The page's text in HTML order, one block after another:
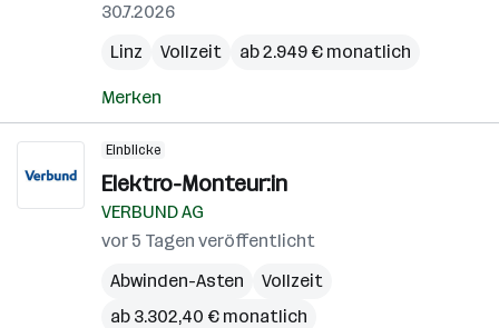
30.7.2026
Linz
Vollzeit ab 2.949 € monatlich
Merken
Einblicke
Elektro-Monteur:in
VERBUND AG
vor 5 Tagen veröffentlicht
Abwinden-Asten
Vollzeit
ab 3.302,40 € monatlich